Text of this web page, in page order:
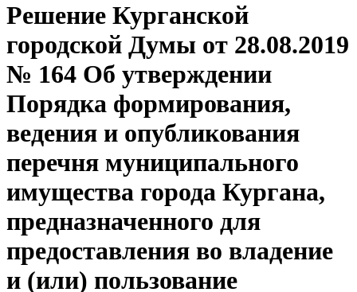
Решение Курганской
городской Думы от 28.08.2019
№ 164 Об утверждении
Порядка формирования,
ведения и опубликования
перечня муниципального
имущества города Кургана,
предназначенного для
предоставления во владение
и (или) пользование